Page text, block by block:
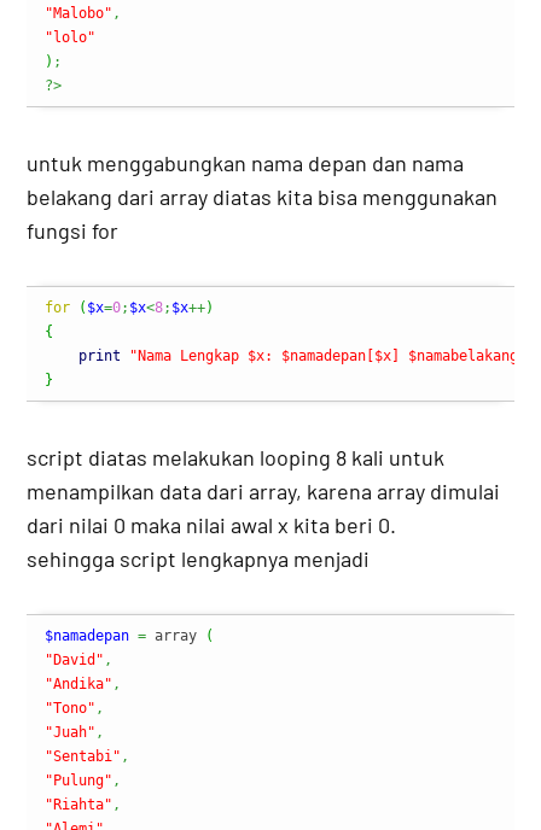
"Malobo" ,
"lolo"
) ;
?>
untuk menggabungkan nama depan dan nama
belakang dari array diatas kita bisa menggunakan
fungsi for
for ( $x=0; $x<8; $x++)
{
print
"Nama Lengkap $x: $namadepan[$x]
}
script diatas melakukan looping 8 kali untuk
menampilkan data dari array, karena array dimulai
dari nilai 0 maka nilai awal x kita beri 0.
sehingga script lengkapnya menjadi
$namadepan = array
(
"David" ,
"Andika" ,
"Tono" ,
"Juah" ,
"Sentabi" ,
"Pulung" ,
"Riahta" ,